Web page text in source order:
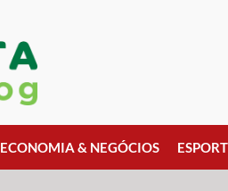
ECONOMIA & NEGÓCIOS